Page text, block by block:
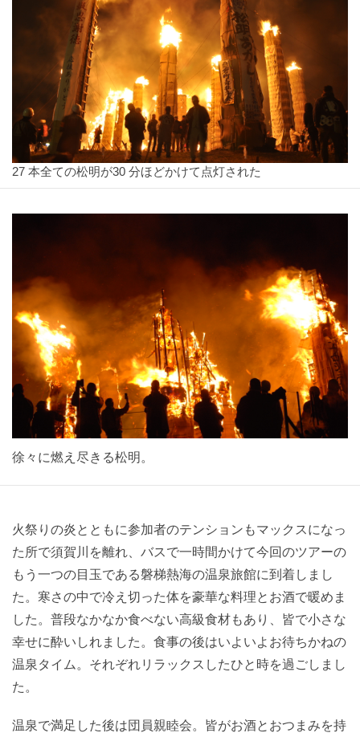
27 本全ての松明が30 分ほどかけて点灯された
徐々に燃え尽きる松明。
火祭りの炎とともに参加者のテンションもマックスになっ
た所で須賀川を離れ、バスで一時間かけて今回のツアーの
もう一つの目玉である磐梯熱海の温泉旅館に到着しまし
た。寒さの中で冷え切った体を豪華な料理とお酒で暖めま
した。普段なかなか食べない高級食材もあり、皆で小さな
幸せに酔いしれました。食事の後はいよいよお待ちかねの
温泉タイム。それぞれリラックスしたひと時を過ごしまし
た。
温泉で満足した後は団員親睦会。皆がお酒とおつまみを持